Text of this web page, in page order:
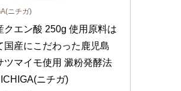
ニチガ)
クエン酸 250g 使用原料は
国産にこだわった鹿児島
ツマイモ使用 澱粉発酵法
ニチガ)